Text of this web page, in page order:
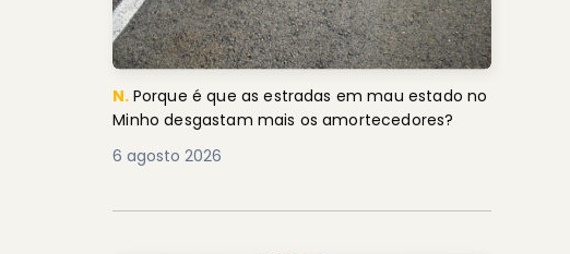
N. Porque é que as estradas em mau estado no
Minho desgastam mais os amortecedores?
6 agosto 2026